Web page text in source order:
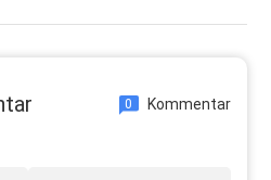
0 Kommentar